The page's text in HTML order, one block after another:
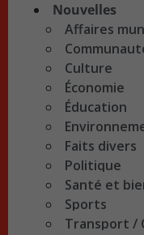
Nouvelles
Affaires
Culture
Économie
Éducation
Faits divers
Politique
Santé et
Sports
Transport /